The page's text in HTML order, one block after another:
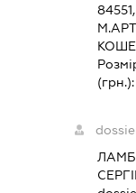
(грн.):